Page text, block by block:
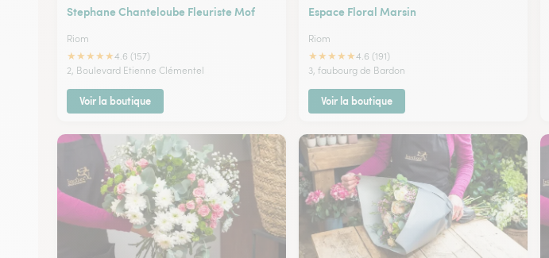
Stephane Chanteloube Fleuriste Mof
Riom
★★★★★4.6 (157)
2, Boulevard Etienne Clémentel
Voir la boutique
Espace Floral Marsin
Riom
★★★★★4.6 (191)
3, faubourg de Bardon
Voir la boutique